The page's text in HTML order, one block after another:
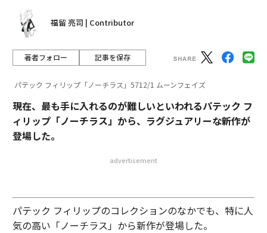
福留 亮司 | Contributor
著者フォロー 記事を保存
パテック フィリップ「ノーチラス」5712/1 ムーンフェイズ
現在、最も手に入れるのが難しいといわれるパテック フ
ィリップ「ノーチラス」から、ラグジュアリーな新作が
登場した。
advertisement
パテック フィリップのコレクションのなかでも、特に人
気の高い「ノーチラス」から新作が登場した。